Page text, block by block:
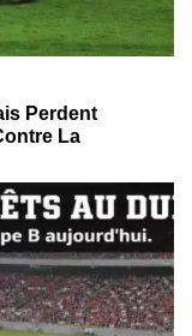
Perdent
La